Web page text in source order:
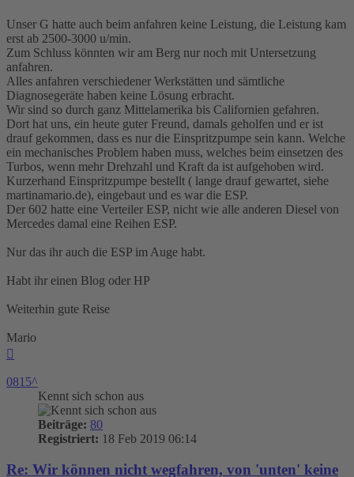
Unser G hatte auch beim anfahren keine Leistung, die Leistung kam
erst ab 2500-3000 u/min.
Zum Schluss könnten wir am Berg nur noch mit Untersetzung
anfahren.
Alles anfahren verschiedener Werkstätten und sämtliche
Diagnosegeräte haben keine Lösung erbracht.
Wir sind so durch ganz Mittelamerika bis Californien gefahren.
Dort hat uns, ein heute guter Freund, damals geholfen und er ist
drauf gekommen, dass es nur die Einspritzpumpe sein kann. Welche
ein mechanisches Problem haben muss, welches beim einsetzen des
Turbos, wenn mehr Drehzahl und Kraft da ist aufgehoben wird.
Kurzerhand Einspritzpumpe bestellt ( lange drauf gewartet, siehe
martinamario.de), eingebaut und es war die ESP.
Der 602 hatte eine Verteiler ESP, nicht wie alle anderen Diesel von
Mercedes damal eine Reihen ESP.
Nur das ihr auch die ESP im Auge habt.
Habt ihr einen Blog oder HP
Weiterhin gute Reise
Mario
0815^
Kennt sich schon aus
Beiträge: 80
Registriert: 18 Feb 2019 06:14
Re: Wir können nicht wegfahren, von 'unten' keine